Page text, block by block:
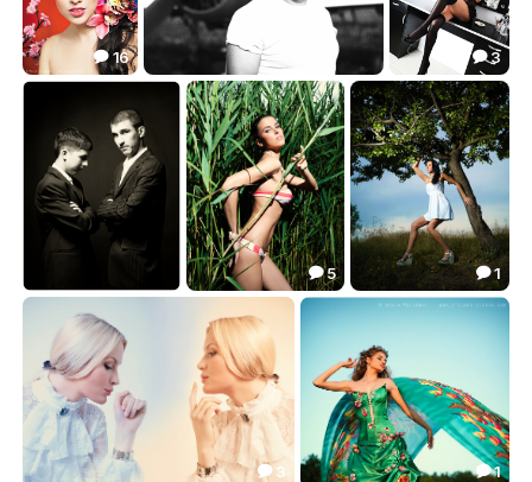
***
 16
***
1.73
***
3.92
 3
***
5.59
***
4.39
 5
***
4.84
 1
 3
 1